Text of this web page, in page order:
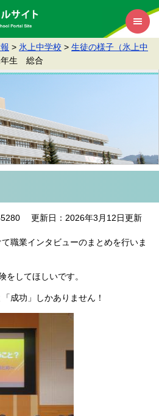
> 氷上中学校 > 生徒の様子（氷上中
年生 総合
更新日：2026年3月12日更新
職業インタビューのまとめを行いま
をしてほしいです。
成功」しかありません！